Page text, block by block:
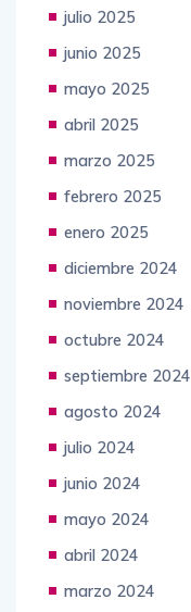
julio 2025
junio 2025
mayo 2025
abril 2025
marzo 2025
febrero 2025
enero 2025
diciembre 2024
noviembre 2024
octubre 2024
septiembre 2024
agosto 2024
julio 2024
junio 2024
mayo 2024
abril 2024
marzo 2024